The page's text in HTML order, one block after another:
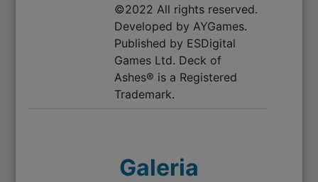
©2022 All rights reserved.
Developed by AYGames.
Published by ESDigital
Games Ltd. Deck of
Ashes® is a Registered
Trademark.
Galeria